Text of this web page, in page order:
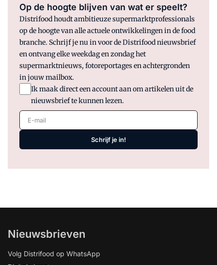
supermarkten dan in 2022.
Op de hoogte blijven van wat er speelt?
Distrifood houdt ambitieuze supermarktprofessionals
op de hoogte van alle actuele ontwikkelingen in de food
branche. Schrijf je nu in voor de Distrifood nieuwsbrief
en ontvang elke weekdag en zondag het
supermarktnieuws, fotoreportages en achtergronden
in jouw mailbox.
Ik maak direct een account aan om artikelen uit de
nieuwsbrief te kunnen lezen.
E-mail
Schrijf je in!
Nieuwsbrieven
Volg Distrifood op WhatsApp